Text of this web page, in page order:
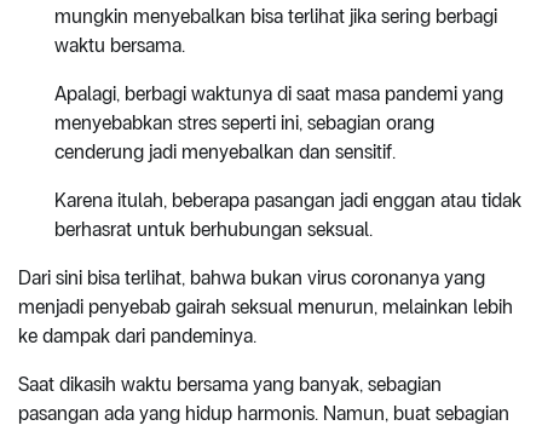
mungkin menyebalkan bisa terlihat jika sering berbagi
waktu bersama.
Apalagi, berbagi waktunya di saat masa pandemi yang
menyebabkan stres seperti ini, sebagian orang
cenderung jadi menyebalkan dan sensitif.
Karena itulah, beberapa pasangan jadi enggan atau tidak
berhasrat untuk berhubungan seksual.
Dari sini bisa terlihat, bahwa bukan virus coronanya yang
menjadi penyebab gairah seksual menurun, melainkan lebih
ke dampak dari pandeminya.
Saat dikasih waktu bersama yang banyak, sebagian
pasangan ada yang hidup harmonis. Namun, buat sebagian